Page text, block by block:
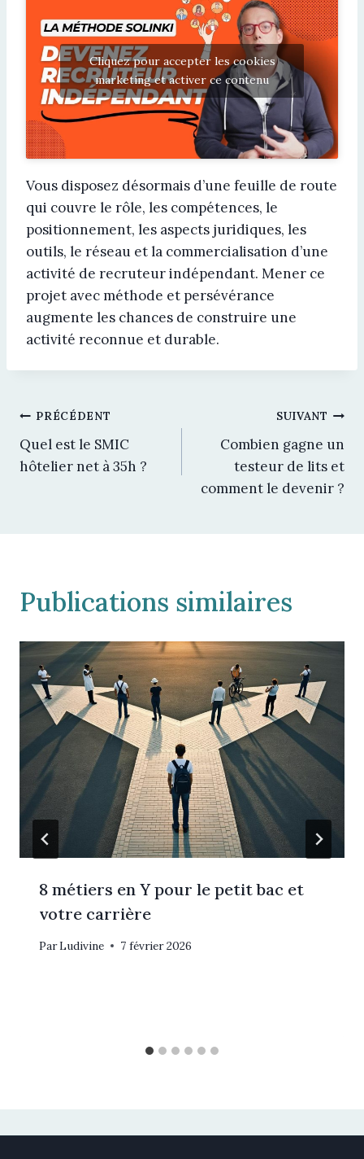
Cliquez pour accepter les cookies
marketing et activer ce contenu
Vous disposez désormais d’une feuille de route
qui couvre le rôle, les compétences, le
positionnement, les aspects juridiques, les
outils, le réseau et la commercialisation d’une
activité de recruteur indépendant. Mener ce
projet avec méthode et persévérance
augmente les chances de construire une
activité reconnue et durable.
Navigation
de
PRÉCÉDENT
Quel est le SMIC
hôtelier net à 35h ?
SUIVANT
Combien gagne un
testeur de lits et
comment le devenir ?
Publications similaires
8 métiers en Y pour le petit bac et
votre carrière
ParLudivine 7 février 2026